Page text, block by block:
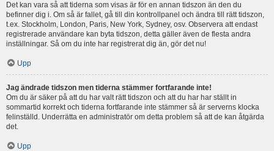
Det kan vara så att tiderna som visas är för en annan tidszon än den du
befinner dig i. Om så är fallet, gå till din kontrollpanel och ändra till rätt tidszon,
t.ex. Stockholm, London, Paris, New York, Sydney, osv. Observera att endast
registrerade användare kan byta tidszon, detta gäller även de flesta andra
inställningar. Så om du inte har registrerat dig än, gör det nu!
Upp
Jag ändrade tidszon men tiderna stämmer fortfarande inte!
Om du är säker på att du har valt rätt tidszon och att du har har ställt in
sommartid korrekt och tiderna fortfarande inte stämmer så är serverns klocka
felinställd. Underrätta en administratör om detta problem så att de kan åtgärda
det.
Upp